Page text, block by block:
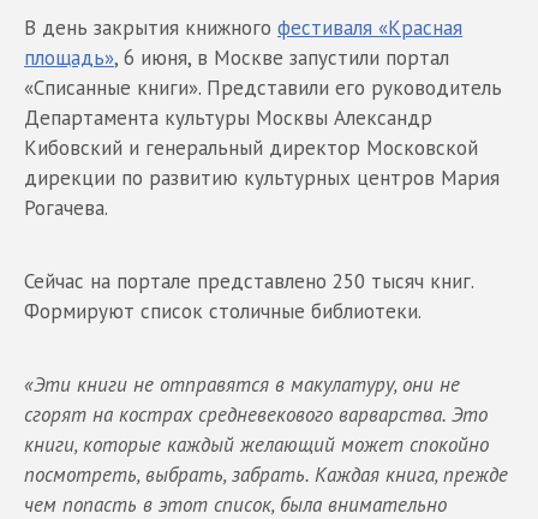
В день закрытия книжного фестиваля «Красная
площадь», 6 июня, в Москве запустили портал
«Списанные книги». Представили его руководитель
Департамента культуры Москвы Александр
Кибовский и генеральный директор Московской
дирекции по развитию культурных центров Мария
Рогачева.
Сейчас на портале представлено 250 тысяч книг.
Формируют список столичные библиотеки.
«Эти книги не отправятся в макулатуру, они не
сгорят на кострах средневекового варварства. Это
книги, которые каждый желающий может спокойно
посмотреть, выбрать, забрать. Каждая книга, прежде
чем попасть в этот список, была внимательно